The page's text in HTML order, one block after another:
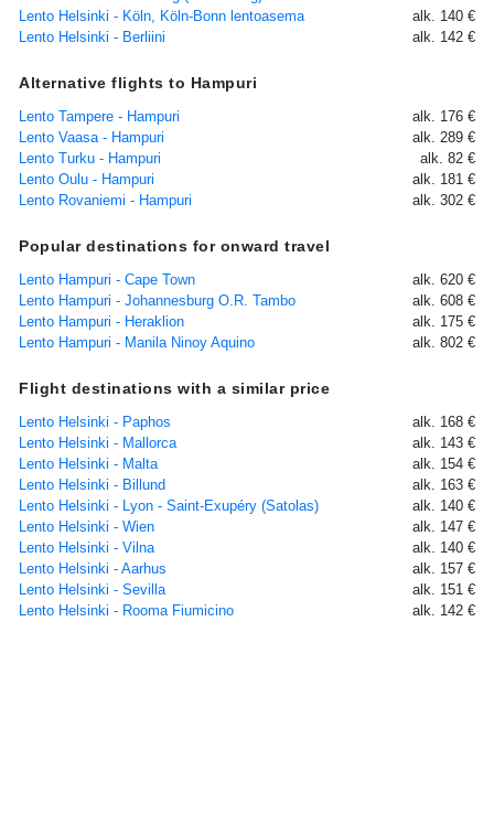
Lento Helsinki - Köln, Köln-Bonn lentoasema
alk. 140 €
Lento Helsinki - Berliini
alk. 142 €
Alternative flights to Hampuri
Lento Tampere - Hampuri
alk. 176 €
Lento Vaasa - Hampuri
alk. 289 €
Lento Turku - Hampuri
alk. 82 €
Lento Oulu - Hampuri
alk. 181 €
Lento Rovaniemi - Hampuri
alk. 302 €
Popular destinations for onward travel
Lento Hampuri - Cape Town
alk. 620 €
Lento Hampuri - Johannesburg O.R. Tambo
alk. 608 €
Lento Hampuri - Heraklion
alk. 175 €
Lento Hampuri - Manila Ninoy Aquino
alk. 802 €
Flight destinations with a similar price
Lento Helsinki - Paphos
alk. 168 €
Lento Helsinki - Mallorca
alk. 143 €
Lento Helsinki - Malta
alk. 154 €
Lento Helsinki - Billund
alk. 163 €
Lento Helsinki - Lyon - Saint-Exupéry (Satolas)
alk. 140 €
Lento Helsinki - Wien
alk. 147 €
Lento Helsinki - Vilna
alk. 140 €
Lento Helsinki - Aarhus
alk. 157 €
Lento Helsinki - Sevilla
alk. 151 €
Lento Helsinki - Rooma Fiumicino
alk. 142 €